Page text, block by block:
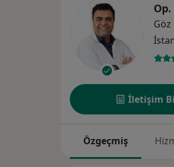
Op.
Göz
İletişim
Özgeçmiş